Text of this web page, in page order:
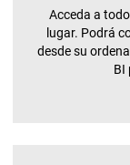
Acceda a
lugar. Podrá
desde su
BI